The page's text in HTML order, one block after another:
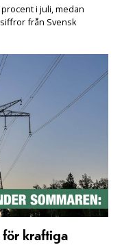
i juli, medan
från Svensk
för kraftiga